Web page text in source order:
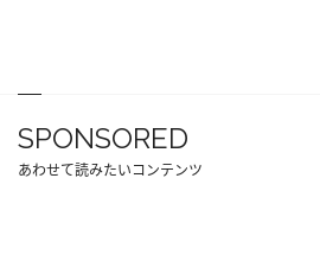
SPONSORED
あわせて読みたいコンテンツ